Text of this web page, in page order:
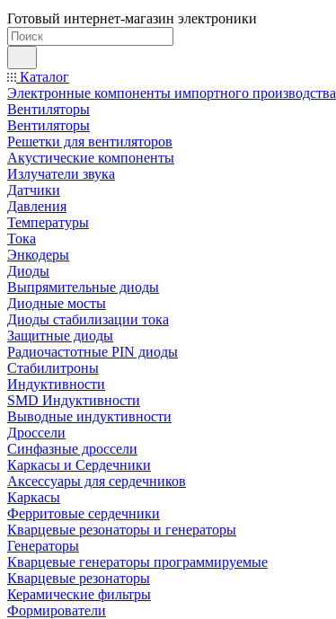
Готовый интернет-магазин электроники
Каталог
Электронные компоненты импортного производства
Вентиляторы
Вентиляторы
Решетки для вентиляторов
Акустические компоненты
Излучатели звука
Датчики
Давления
Температуры
Тока
Энкодеры
Диоды
Выпрямительные диоды
Диодные мосты
Диоды стабилизации тока
Защитные диоды
Радиочастотные PIN диоды
Стабилитроны
Индуктивности
SMD Индуктивности
Выводные индуктивности
Дроссели
Синфазные дроссели
Каркасы и Сердечники
Аксессуары для сердечников
Каркасы
Ферритовые сердечники
Кварцевые резонаторы и генераторы
Генераторы
Кварцевые генераторы программируемые
Кварцевые резонаторы
Керамические фильтры
Формирователи